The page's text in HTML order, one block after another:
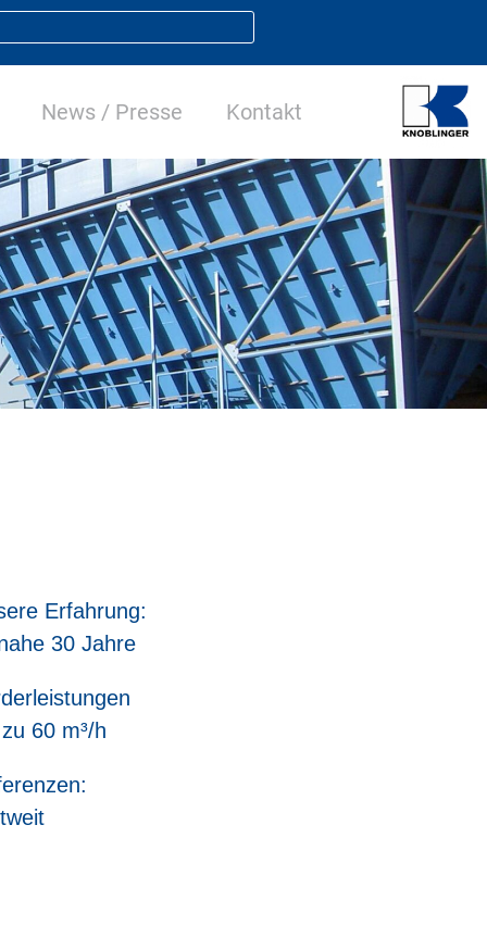
News / Presse Kontakt
Erfahrung:
30 Jahre
60 m³/h